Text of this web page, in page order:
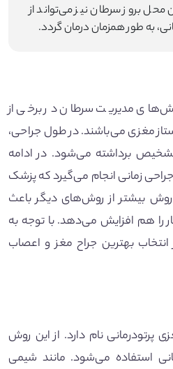
محل بروز سرطان نیز می‌تواند از
به طور همزمان درمان گردد.
مدیریت سرطان در برخی از
مغزی می‌باشند. در طول جراحی،
تشخیص برداشته می‌شود. در ادامه
زمانی انجام می‌گیرد که پزشک
بیشتر از روش‌های دیگر باعث
را هم افزایش می‌دهد. با توجه به
بهترین جراح مغز و اعصاب
پرتودرمانی نام دارد. از این روش
استفاده می‌شود. مانند شیمی